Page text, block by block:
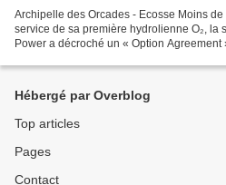
Archipelle des Orcades - Ecosse Moins
service de sa première hydrolienne O₂, la
Power a décroché un « Option
Hébergé par Overblog
Top articles
Pages
Contact